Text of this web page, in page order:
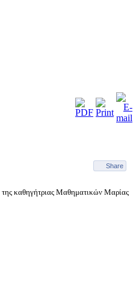
Share
της καθηγήτριας Μαθηματικών Μαρίας